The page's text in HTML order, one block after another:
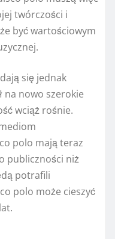
twórczości i
być wartościowym
się jednak
na nowo szerokie
wciąż rośnie.
polo mają teraz
publiczności niż
potrafili
polo może cieszyć